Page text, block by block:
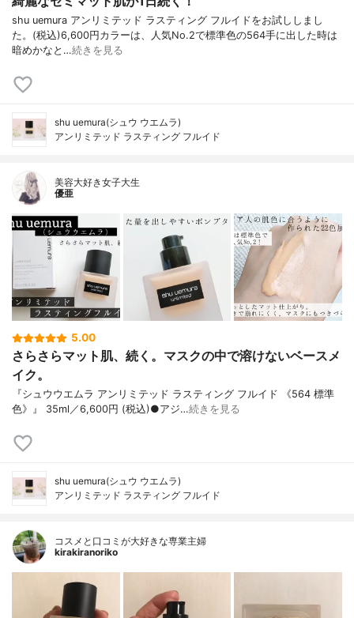
shu uemura アンリミテッド ラスティング フルイドをお試ししまし
た。(税込)6,600円カラーは、人気No.2で標準色の564手に出した時は
暗めかなと…続きを見る
shu uemura(シュウ ウエムラ)
アンリミテッド ラスティング フルイド
美容大好き女子大生
優亜
5.00
さらさらマット肌、続く。マスクの中で溶けないベースメ
イク。
『シュウウエムラ アンリミテッド ラスティング フルイド 《564 標準
色》』 35ml／6,600円 (税込)●アジ…続きを見る
shu uemura(シュウ ウエムラ)
アンリミテッド ラスティング フルイド
コスメと口コミが大好きな専業主婦
kirakiranoriko